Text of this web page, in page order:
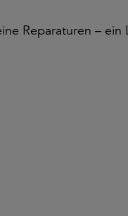
Reparaturen – ein